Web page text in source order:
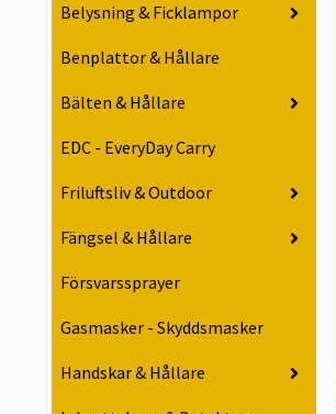
Belysning & Ficklampor
Benplattor & Hållare
Bälten & Hållare
EDC - EveryDay Carry
Friluftsliv & Outdoor
Fängsel & Hållare
Försvarssprayer
Gasmasker - Skyddsmasker
Handskar & Hållare